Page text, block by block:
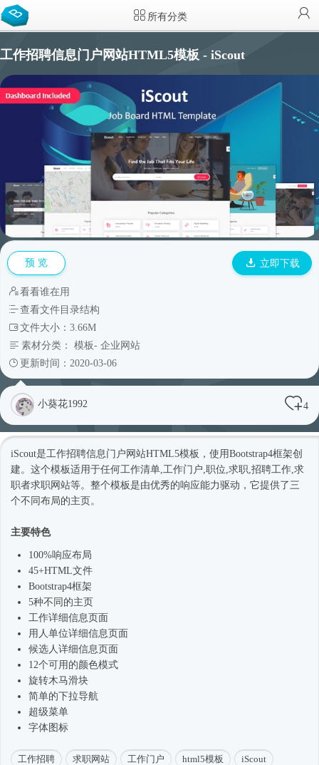
所有分类
工作招聘信息门户网站HTML5模板 - iScout
预 览 立即下载
看看谁在用
查看文件目录结构
文件大小：3.66M
素材分类： 模板- 企业网站
更新时间：2020-03-06
小葵花1992 4
iScout是工作招聘信息门户网站HTML5模板 ，使用Bootstrap4框架创
建。这个模板适用于任何工作清单,工作门户,职位,求职,招聘工作,求
职者求职网站等。整个模板是由优秀的响应能力驱动，它提供了三
个不同布局的主页。
主要特色
100%响应布局
45+HTML文件
Bootstrap4框架
5种不同的主页
工作详细信息页面
用人单位详细信息页面
候选人详细信息页面
12个可用的颜色模式
旋转木马滑块
简单的下拉导航
超级菜单
字体图标
工作招聘 求职网站 工作门户 html5模板 iScout